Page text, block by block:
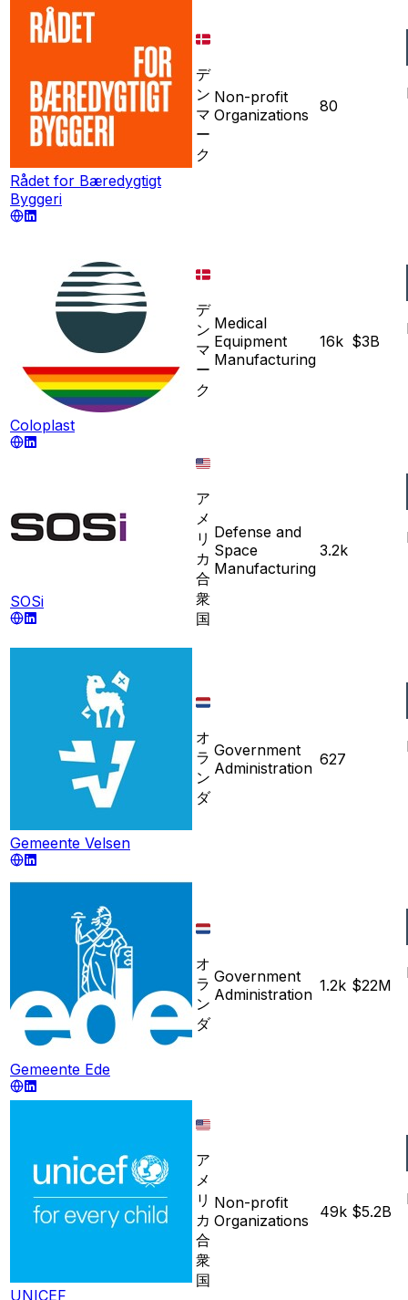
Rådet for Bæredygtigt
Byggeri
デ
ン
マ
ー
ク
Non-profit
Organizations
80
Coloplast
デ
ン
マ
ー
ク
Medical
Equipment
Manufacturing
16k $3B
SOSi
ア
メ
リ
カ
合
衆
国
Defense and
Space
Manufacturing
3.2k
Gemeente Velsen
オ
ラ
ン
ダ
Government
Administration 627
Gemeente Ede
オ
ラ
ン
ダ
Government
Administration 1.2k $22M
UNICEF
ア
メ
リ
カ
合
衆
国
Non-profit
Organizations
49k $5.2B